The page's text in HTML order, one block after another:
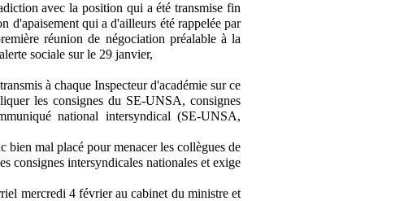
avec la position qui a été transmise fin
d'apaisement qui a d'ailleurs été rappelée par
réunion de négociation préalable à la
sociale sur le 29 janvier,
à chaque Inspecteur d'académie sur ce
les consignes du SE-UNSA, consignes
national intersyndical (SE-UNSA,
mal placé pour menacer les collègues de
consignes intersyndicales nationales et exige
mercredi 4 février au cabinet du ministre et